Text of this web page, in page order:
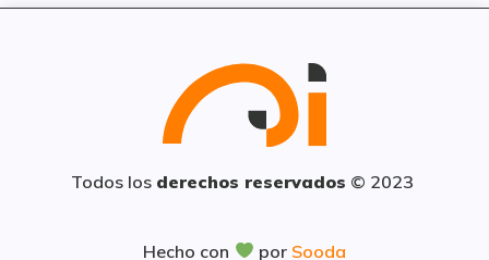
Todos los derechos reservados © 2023
Hecho con por Sooda